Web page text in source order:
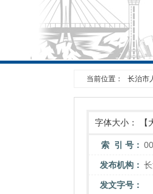
当前位置： 长治市
字体大小： 【
索 引 号：
发布机构：
发文字号：